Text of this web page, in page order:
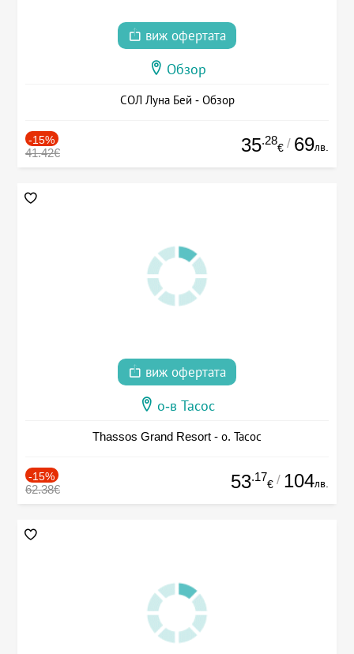
виж офертата
Обзор
СОЛ Луна Бей - Обзор
-15%
41.42€ 35.28
€ / 69лв.
виж офертата
о-в Тасос
Thassos Grand Resort - о. Тасос
-15%
62.38€ 53.17
€ / 104лв.